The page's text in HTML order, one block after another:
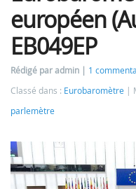
européen
EB049EP
Rédigé par admin
1
Classé dans : Eurobaromètre
parlemètre